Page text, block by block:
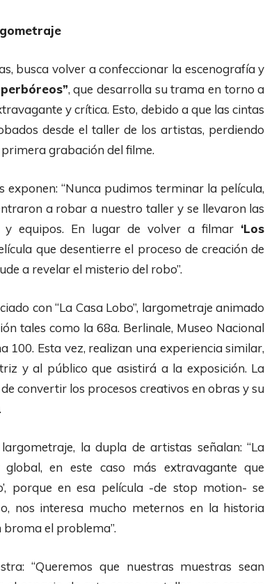
busca volver a confeccionar la escenografía y
, que desarrolla su trama en torno a
y crítica. Esto, debido a que las cintas
desde el taller de los artistas, perdiendo
grabación del filme.
“Nunca pudimos terminar la película,
a robar a nuestro taller y se llevaron las
y equipos. En lugar de volver a filmar ‘Los
que desentierre el proceso de creación de
a revelar el misterio del robo”.
con “La Casa Lobo”, largometraje animado
tales como la 68a. Berlinale, Museo Nacional
100. Esta vez, realizan una experiencia similar,
y al público que asistirá a la exposición. La
convertir los procesos creativos en obras y su
la dupla de artistas señalan: “La
en este caso más extravagante que
porque en esa película -de stop motion- se
nos interesa mucho meternos en la historia
broma el problema”.
“Queremos que nuestras muestras sean